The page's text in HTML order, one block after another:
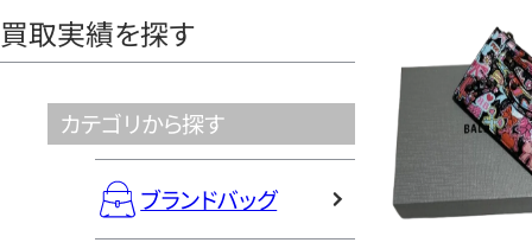
買取実績を探す
カテゴリから探す
ブランドバッグ